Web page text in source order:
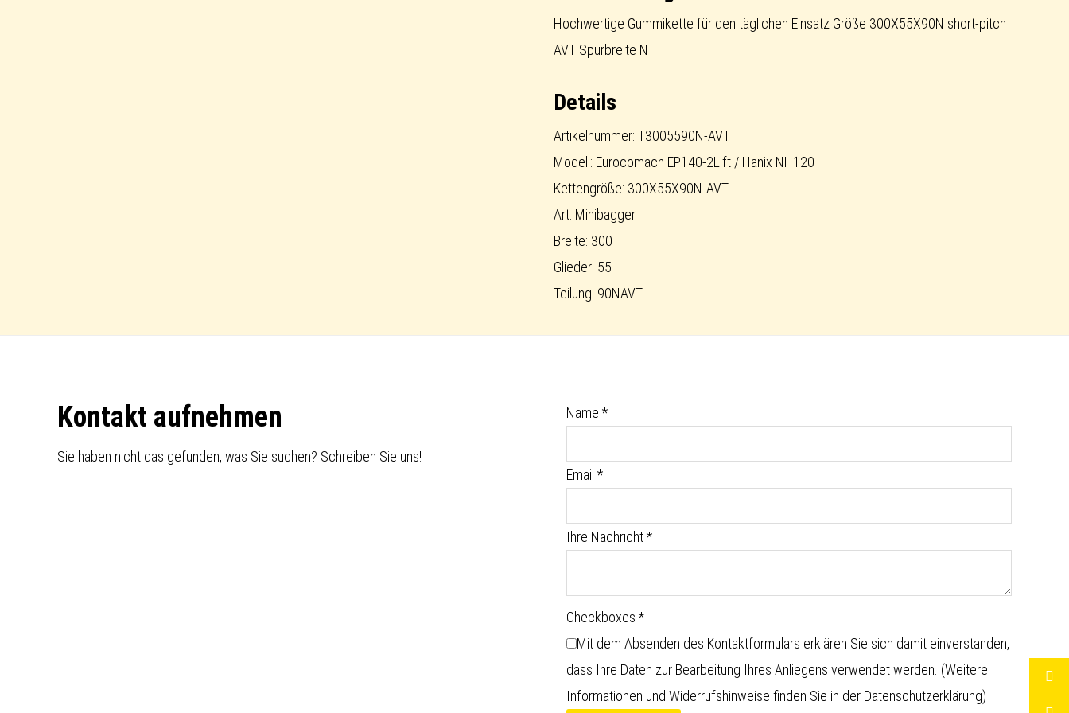
short-
pitch
Menge
Hochwertige Gummikette für den täglichen Einsatz Größe 300X55X90N short-pitch
AVT Spurbreite N
Details
Artikelnummer: T3005590N-AVT
Modell: Eurocomach EP140-2Lift / Hanix NH120
Kettengröße: 300X55X90N-AVT
Art: Minibagger
Breite: 300
Glieder: 55
Teilung: 90NAVT
FooterKontakt aufnehmen
Sie haben nicht das gefunden, was Sie suchen? Schreiben Sie uns!
Name *
Email *
Ihre Nachricht*
Checkboxes *
Mit dem Absenden des Kontaktformulars erklären Sie sich damit einverstanden,
dass Ihre Daten zur Bearbeitung Ihres Anliegens verwendet werden. (Weitere
Informationen und Widerrufshinweise finden Sie in der Datenschutzerklärung)